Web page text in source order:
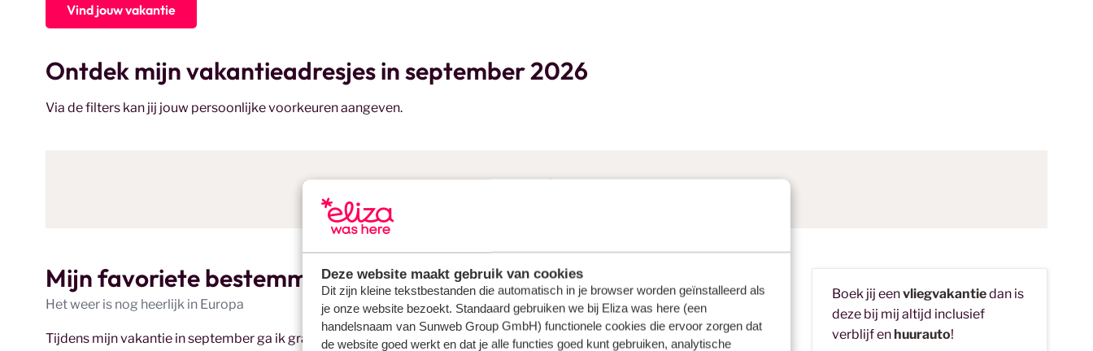
Deze website maakt gebruik van cookies
Dit zijn kleine tekstbestanden die automatisch in je browser worden geïnstalleerd als
je onze website bezoekt. Standaard gebruiken we bij Eliza was here (een
handelsnaam van Sunweb Group GmbH) functionele cookies die ervoor zorgen dat
de website goed werkt en dat je alle functies goed kunt gebruiken, analytische
Vind jouw vakantie
Ontdek mijn vakantieadresjes in september 2026
Via de filters kan jij jouw persoonlijke voorkeuren aangeven.
Mijn favoriete bestemmingen voor een zonvakantie in september
Het weer is nog heerlijk in Europa
Tijdens mijn vakantie in september ga ik graag naar de Canarische Eilanden. Door de zuidelijke ligging en het subtropische
Boek jij eenvliegvakantiedan is
deze bij mij altijd inclusief
verblijf en huurauto!